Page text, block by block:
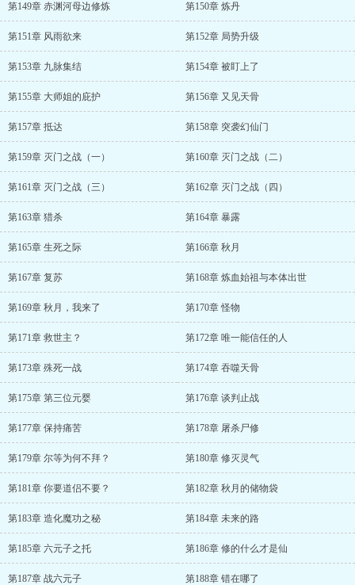
第149章 赤渊河母边修炼 第150章 炼丹
第151章 风雨欲来 第152章 局势升级
第153章 九脉集结 第154章 被盯上了
第155章 大师姐的庇护 第156章 又见天骨
第157章 抵达 第158章 突袭幻仙门
第159章 灭门之战（一） 第160章 灭门之战（二）
第161章 灭门之战（三） 第162章 灭门之战（四）
第163章 猎杀 第164章 暴露
第165章 生死之际 第166章 秋月
第167章 复苏 第168章 炼血始祖与本体出世
第169章 秋月，我来了 第170章 怪物
第171章 救世主？ 第172章 唯一能信任的人
第173章 殊死一战 第174章 吞噬天骨
第175章 第三位元婴 第176章 谈判止战
第177章 保持痛苦 第178章 屠杀尸修
第179章 尔等为何不拜？ 第180章 修灭灵气
第181章 你要道侣不要？ 第182章 秋月的储物袋
第183章 造化魔功之秘 第184章 未来的路
第185章 六元子之托 第186章 修的什么才是仙
第187章 战六元子 第188章 错在哪了